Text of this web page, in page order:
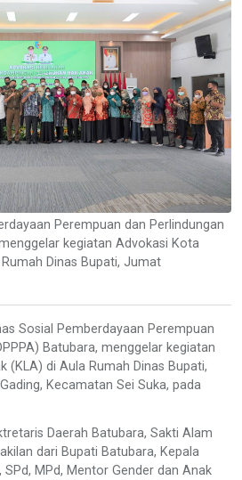
Perempuan dan Perlindungan
kegiatan Advokasi Kota
Dinas Bupati, Jumat
Sosial Pemberdayaan Perempuan
Batubara, menggelar kegiatan
(KLA) di Aula Rumah Dinas Bupati,
Kecamatan Sei Suka, pada
Daerah Batubara, Sakti Alam
dari Bupati Batubara, Kepala
SPd, MPd, Mentor Gender dan Anak